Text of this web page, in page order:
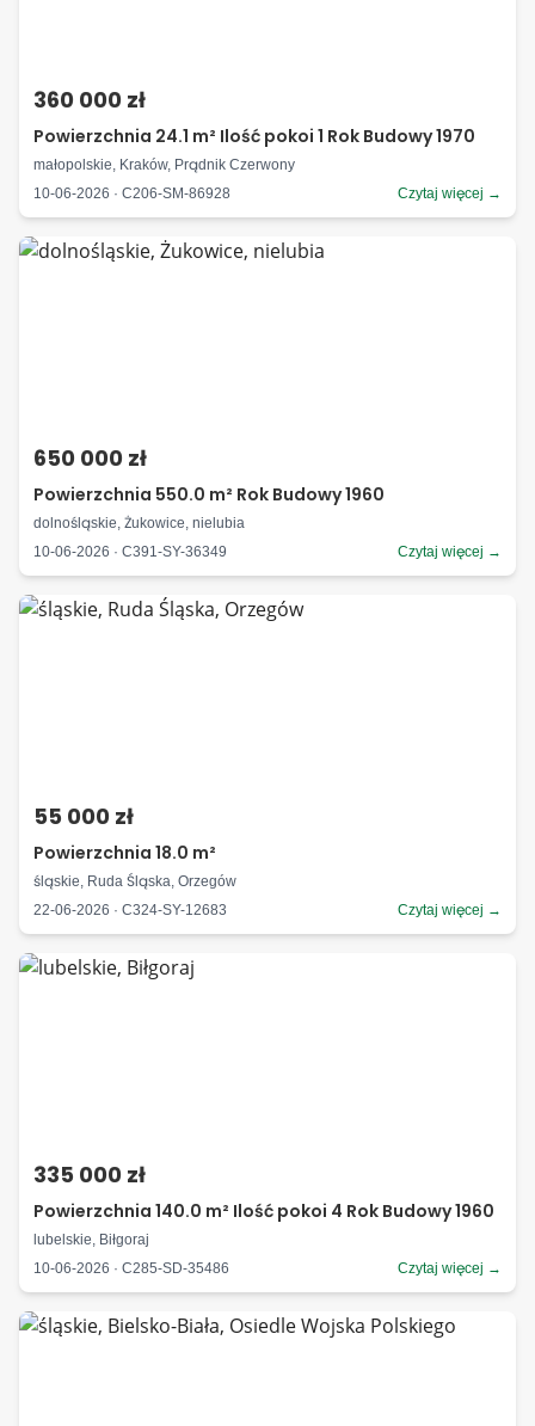
360 000 zł
Powierzchnia 24.1 m² Ilość pokoi 1 Rok Budowy 1970
małopolskie, Kraków, Prądnik Czerwony
10-06-2026 · C206-SM-86928
Czytaj więcej →
650 000 zł
Powierzchnia 550.0 m² Rok Budowy 1960
dolnośląskie, Żukowice, nielubia
10-06-2026 · C391-SY-36349
Czytaj więcej →
55 000 zł
Powierzchnia 18.0 m²
śląskie, Ruda Śląska, Orzegów
22-06-2026 · C324-SY-12683
Czytaj więcej →
335 000 zł
Powierzchnia 140.0 m² Ilość pokoi 4 Rok Budowy 1960
lubelskie, Biłgoraj
10-06-2026 · C285-SD-35486
Czytaj więcej →